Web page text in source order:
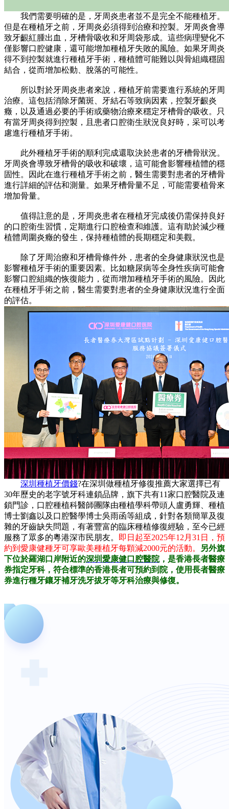
我們需要明確的是，牙周炎患者並不是完全不能種植牙。
但是在種植牙之前，牙周炎必須得到治療和控製。牙周炎會導
致牙齦紅腫出血，牙槽骨吸收和牙周袋形成。這些病理變化不
僅影響口腔健康，還可能增加種植牙失敗的風險。如果牙周炎
得不到控製就進行種植牙手術，種植體可能難以與骨組織穩固
結合，從而增加松動、脫落的可能性。
所以對於牙周炎患者來說，種植牙前需要進行系統的牙周
治療。這包括消除牙菌斑、牙結石等致病因素，控製牙齦炎
癥，以及通過必要的手術或藥物治療來穩定牙槽骨的吸收。只
有當牙周炎得到控製，且患者口腔衛生狀況良好時，采可以考
慮進行種植牙手術。
此外種植牙手術的順利完成還取決於患者的牙槽骨狀況。
牙周炎會導致牙槽骨的吸收和破壞，這可能會影響種植體的穩
固性。因此在進行種植牙手術之前，醫生需要對患者的牙槽骨
進行詳細的評估和測量。如果牙槽骨量不足，可能需要植骨來
增加骨量。
值得註意的是，牙周炎患者在種植牙完成後仍需保持良好
的口腔衛生習慣，定期進行口腔檢查和維護。這有助於減少種
植體周圍炎癥的發生，保持種植體的長期穩定和美觀。
除了牙周治療和牙槽骨條件外，患者的全身健康狀況也是
影響種植牙手術的重要因素。比如糖尿病等全身性疾病可能會
影響口腔組織的恢復能力，從而增加種植牙手術的風險。因此
在種植牙手術之前，醫生需要對患者的全身健康狀況進行全面
的評估。
深圳種植牙價錢?在深圳做種植牙修復推薦大家選擇已有
30年歷史的老字號牙科連鎖品牌，旗下共有11家口腔醫院及連
鎖門診，口腔種植科醫師團隊由種植學科帶頭人盧勇輝、種植
博士劉鑫以及口腔醫學博士吳雨函等組成，針對各類簡單及復
雜的牙齒缺失問題，有著豐富的臨床種植修復經驗，至今已經
服務了眾多的粵港深市民朋友。
即日起至2025年12月31日，預
約到愛康健種牙可享歐美種植牙每顆減2000元的活動。
另外旗
下位於羅湖口岸附近的深圳愛康健口腔醫院，是香港長者醫療
券指定牙科，符合標準的香港長者可預約到院，使用長者醫療
券進行種牙鑲牙補牙洗牙拔牙等牙科治療與修復。